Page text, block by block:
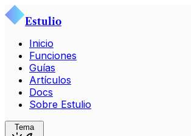
Estulio
Inicio
Funciones
Guías
Artículos
Docs
Sobre Estulio
Tema